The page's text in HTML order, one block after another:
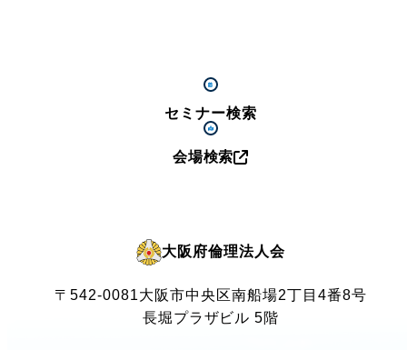
セミナー検索
会場検索
大阪府倫理法人会
〒542-0081大阪市中央区南船場2丁目4番8号
長堀プラザビル 5階